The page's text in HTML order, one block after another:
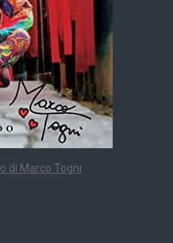
di Marco Togni